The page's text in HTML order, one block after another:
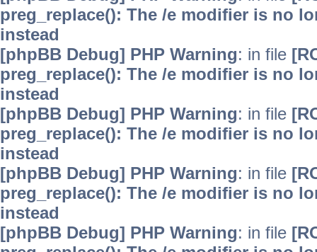
preg_replace(): The /e modifier is no
instead
[phpBB Debug] PHP Warning: in file
preg_replace(): The /e modifier is no
instead
[phpBB Debug] PHP Warning: in file
preg_replace(): The /e modifier is no
instead
[phpBB Debug] PHP Warning: in file
preg_replace(): The /e modifier is no
instead
[phpBB Debug] PHP Warning: in file